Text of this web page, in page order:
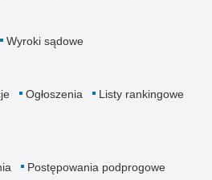
Wyroki sądowe
Ogłoszenia
Listy rankingowe
Postępowania podprogowe